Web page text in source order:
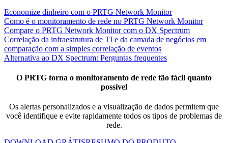
Economize dinheiro com o PRTG Network Monitor
Como é o monitoramento de rede no PRTG Network Monitor
Compare o PRTG Network Monitor com o DX Spectrum
Correlação da infraestrutura de TI e da camada de negócios em
comparação com a simples correlação de eventos
Alternativa ao DX Spectrum: Perguntas frequentes
O PRTG torna o monitoramento de rede tão fácil quanto
possível
Os alertas personalizados e a visualização de dados permitem que
você identifique e evite rapidamente todos os tipos de problemas de
rede.